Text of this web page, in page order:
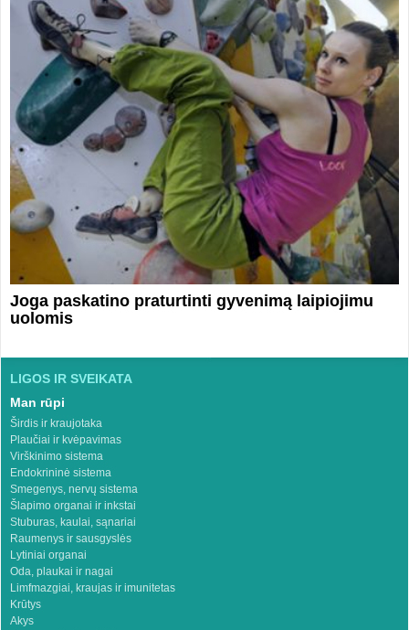
Joga paskatino praturtinti gyvenimą laipiojimu
uolomis
LIGOS IR SVEIKATA
Man rūpi
Širdis ir kraujotaka
Plaučiai ir kvėpavimas
Virškinimo sistema
Endokrininė sistema
Smegenys, nervų sistema
Šlapimo organai ir inkstai
Stuburas, kaulai, sąnariai
Raumenys ir sausgyslės
Lytiniai organai
Oda, plaukai ir nagai
Limfmazgiai, kraujas ir imunitetas
Krūtys
Akys